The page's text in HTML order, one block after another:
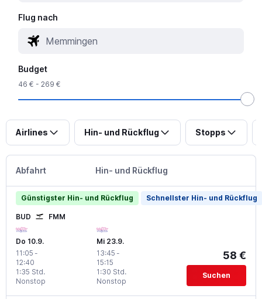
Flug nach
Budget
46 € - 269 €
Airlines Hin- und Rückflug Stopps
Abfahrt Hin- und Rückflug
Günstigster Hin- und Rückflug Schnellster Hin- und Rückflug
BUD FMM
Do 10.9.
11:05 -
12:40
Nonstop
1:35 Std.
Mi 23.9.
13:45 -
15:15
Nonstop
1:30 Std.
58 €
Suchen